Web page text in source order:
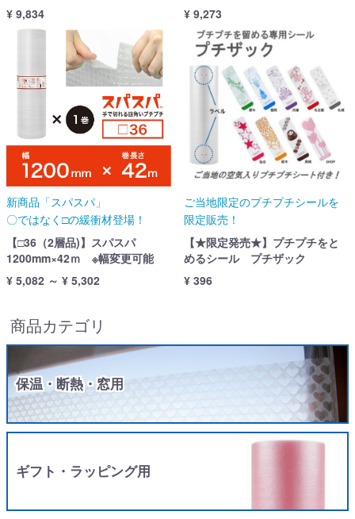
¥ 9,834
¥ 9,273
新商品「スパスパ」
〇ではなく□の緩衝材登場！
【□36（2層品)】スパスパ
1200mm×42ｍ ※幅変更可能
¥ 5,082 ～ ¥ 5,302
ご当地限定のプチプチシールを
限定販売！
【★限定発売★】プチプチをと
めるシール プチザック
¥ 396
商品カテゴリ
保温・断熱・窓用
ギフト・ラッピング用